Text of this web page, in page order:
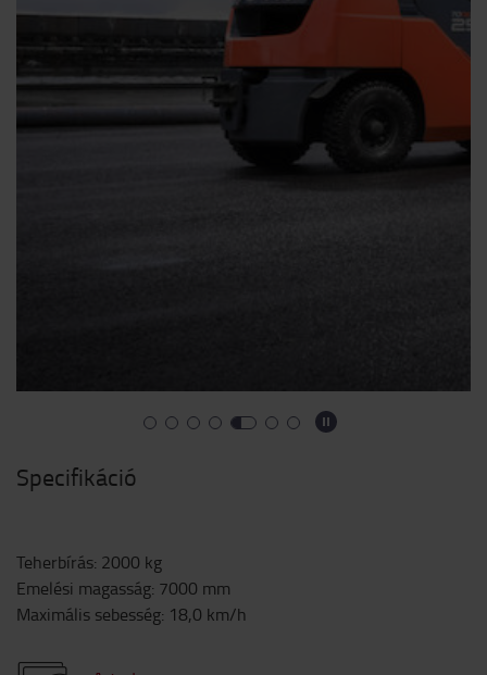
Specifikáció
Teherbírás: 2000 kg
Emelési magasság: 7000 mm
Maximális sebesség: 18,0 km/h